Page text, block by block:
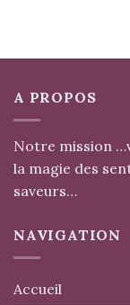
A PROPOS
Notre mission
la magie des
saveurs…
NAVIGATION
Accueil